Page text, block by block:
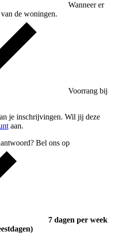
Wanneer er
de woningen.
Voorrang bij
je inschrijvingen. Wil jij deze
aan.
Bel ons op
7 dagen per week